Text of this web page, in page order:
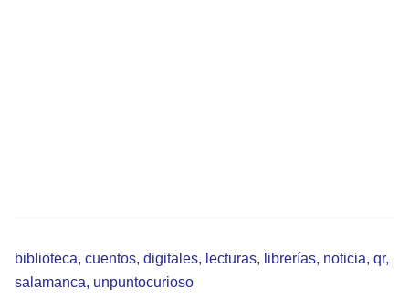
biblioteca, cuentos, digitales, lecturas, librerías, noticia, qr,
salamanca, unpuntocurioso